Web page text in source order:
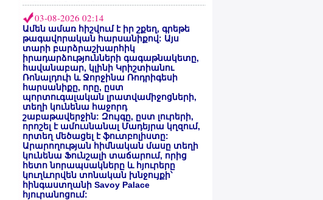
03-08-2026 02:14
Ամեն ամառ հիշվում է իր շքեղ, գրեթե
թագավորական հարսանիքով: Այս
տարի բարձրաշխարհիկ
իրադարձությունների գագաթնակետը,
հավանաբար, կլինի Կրիշտիանու
Ռոնալդուի և Ջորջինա Ռոդրիգեսի
հարսանիքը, որը, ըստ
պորտուգալական լրատվամիջոցների,
տեղի կունենա հաջորդ
շաբաթավերջին: Զույգը, ըստ լուրերի,
որոշել է ամուսնանալ Մադեյրա կղզում,
որտեղ մեծացել է ֆուտբոլիստը:
Արարողության հիմնական մասը տեղի
կունենա Ֆունշալի տաճարում, որից
հետո նորապսակները և հյուրերը
կուղևորվեն տոնական խնջույքի՝
հինգաստղանի Savoy Palace
հյուրանոցում: